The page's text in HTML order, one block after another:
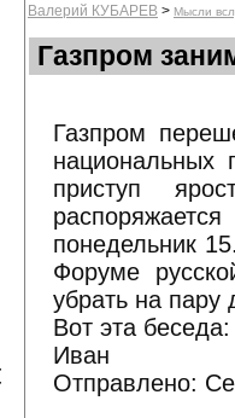
Валерий КУБАРЕВ > Мысли
Газпром
Газпром
национальных
приступ
понедельник
Форуме
убрать на пару
Вот эта беседа:
Иван
Отправлено: